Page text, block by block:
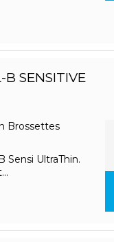
B SENSITIVE
Brossettes
Sensi UltraThin.